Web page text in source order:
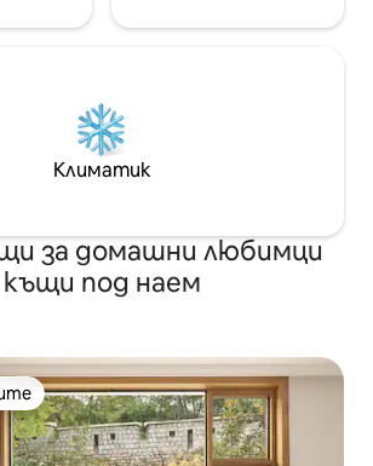
Ханок, двореца
на
да се
и да се
горещ чай в тих
всяко време. ** Няма отделно място
Климатик
за домашни любимци
къщи под наем